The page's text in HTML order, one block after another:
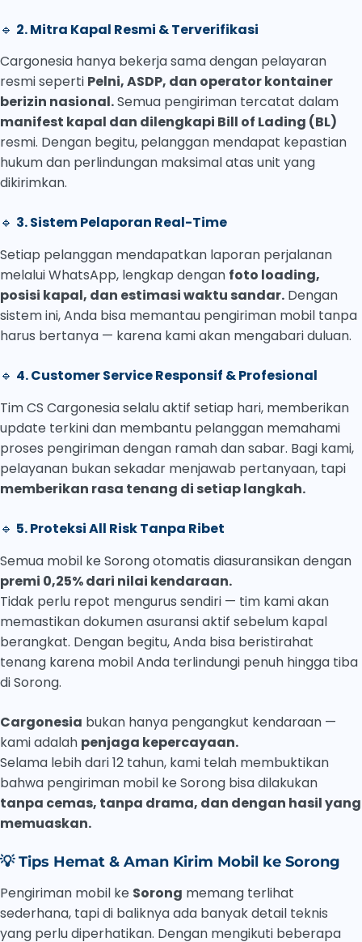
🔹 2. Mitra Kapal Resmi & Terverifikasi
Cargonesia hanya bekerja sama dengan pelayaran
resmi seperti Pelni, ASDP, dan operator kontainer
berizin nasional.Semua pengiriman tercatat dalam
manifest kapal dan dilengkapi Bill of Lading (BL)
resmi. Dengan begitu, pelanggan mendapat kepastian
hukum dan perlindungan maksimal atas unit yang
dikirimkan.
🔹 3. Sistem Pelaporan Real-Time
Setiap pelanggan mendapatkan laporan perjalanan
melalui WhatsApp, lengkap dengan foto loading,
posisi kapal, dan estimasi waktu sandar. Dengan
sistem ini, Anda bisa memantau pengiriman mobil tanpa
harus bertanya — karena kami akan mengabari duluan.
🔹 4. Customer Service Responsif & Profesional
Tim CS Cargonesia selalu aktif setiap hari, memberikan
update terkini dan membantu pelanggan memahami
proses pengiriman dengan ramah dan sabar. Bagi kami,
pelayanan bukan sekadar menjawab pertanyaan, tapi
memberikan rasa tenang di setiap langkah.
🔹 5. Proteksi All Risk Tanpa Ribet
Semua mobil ke Sorong otomatis diasuransikan dengan
premi 0,25% dari nilai kendaraan.
Tidak perlu repot mengurus sendiri — tim kami akan
memastikan dokumen asuransi aktif sebelum kapal
berangkat. Dengan begitu, Anda bisa beristirahat
tenang karena mobil Anda terlindungi penuh hingga tiba
di Sorong.
Cargonesia bukan hanya pengangkut kendaraan —
kami adalah penjaga kepercayaan.
Selama lebih dari 12 tahun, kami telah membuktikan
bahwa pengiriman mobil ke Sorong bisa dilakukan
tanpa cemas, tanpa drama, dan dengan hasil yang
memuaskan.
💡Tips Hemat & Aman Kirim Mobil ke Sorong
Pengiriman mobil ke Sorong memang terlihat
sederhana, tapi di baliknya ada banyak detail teknis
yang perlu diperhatikan. Dengan mengikuti beberapa